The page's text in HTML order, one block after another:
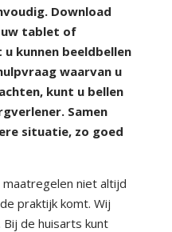
Download
uw tablet of
kunnen beeldbellen
waarvan u
kunt u bellen
Samen
situatie, zo goed
niet altijd
praktijk komt. Wij
de huisarts kunt